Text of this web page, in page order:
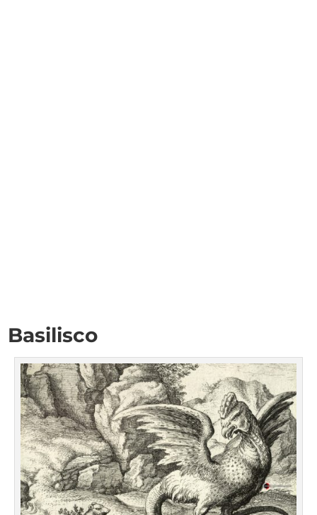
Basilisco